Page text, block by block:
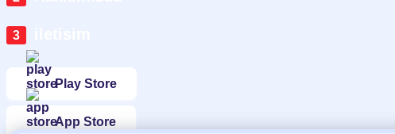
Play Store
App Store